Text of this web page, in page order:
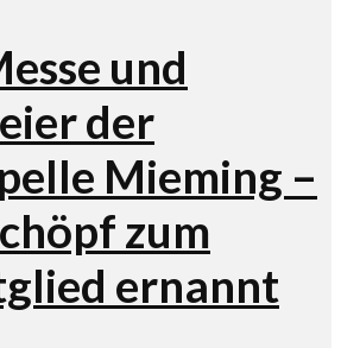
und
der
Mieming –
zum
ernannt